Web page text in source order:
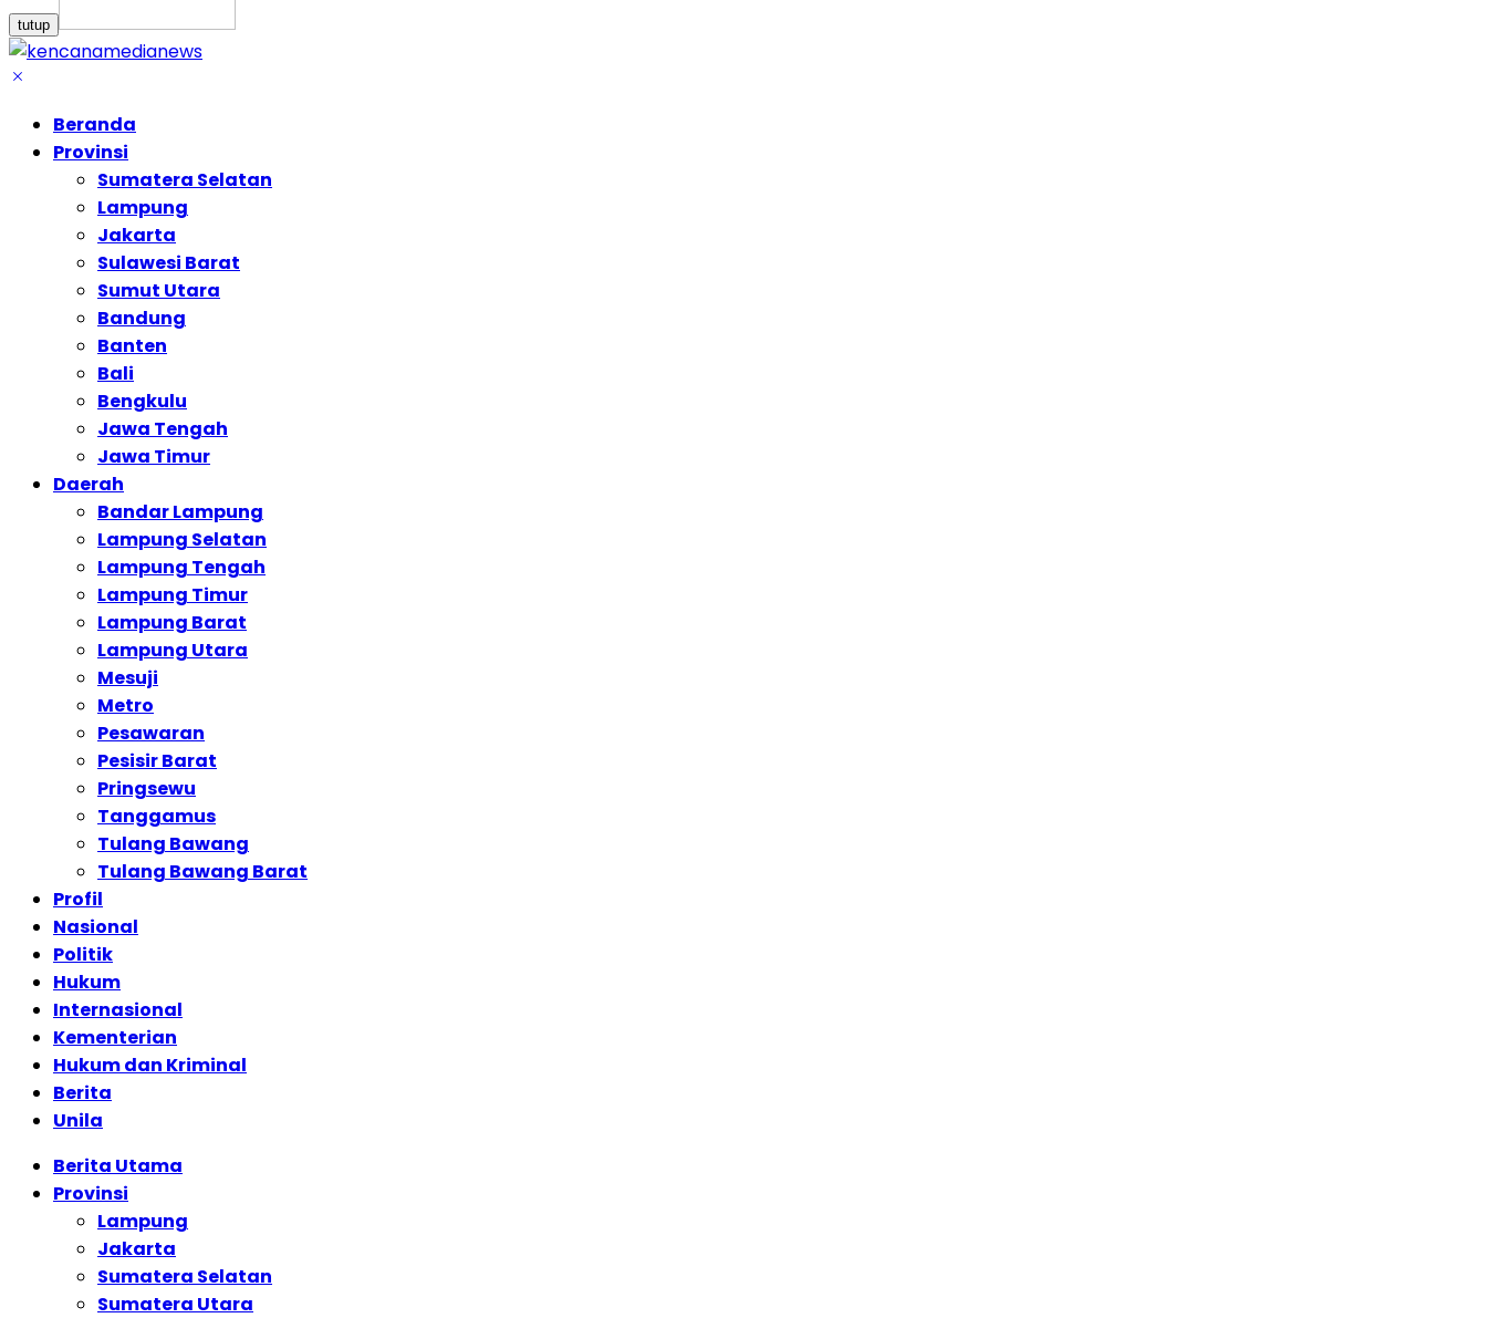
tutup
Beranda
Provinsi
Sumatera Selatan
Lampung
Jakarta
Sulawesi Barat
Sumut Utara
Bandung
Banten
Bali
Bengkulu
Jawa Tengah
Jawa Timur
Daerah
Bandar Lampung
Lampung Selatan
Lampung Tengah
Lampung Timur
Lampung Barat
Lampung Utara
Mesuji
Metro
Pesawaran
Pesisir Barat
Pringsewu
Tanggamus
Tulang Bawang
Tulang Bawang Barat
Profil
Nasional
Politik
Hukum
Internasional
Kementerian
Hukum dan Kriminal
Berita
Unila
Berita Utama
Provinsi
Lampung
Jakarta
Sumatera Selatan
Sumatera Utara